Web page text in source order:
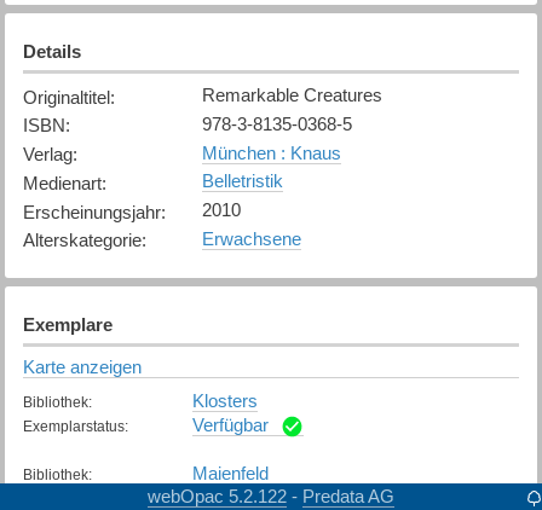
Details
Originaltitel:
Remarkable Creatures
ISBN:
978-3-8135-0368-5
Verlag:
München : Knaus
Medienart:
Belletristik
Erscheinungsjahr:
2010
Alterskategorie: Erwachsene
Exemplare
Karte anzeigen
Bibliothek: Klosters
Exemplarstatus: Verfügbar
Bibliothek: Maienfeld
Verfügbar
webOpac 5.2.122 - Predata AG